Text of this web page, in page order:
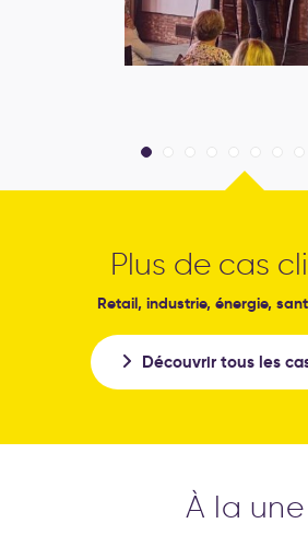
Plus de cas
Retail, industrie, énergie,
Découvrir tous les
À la une